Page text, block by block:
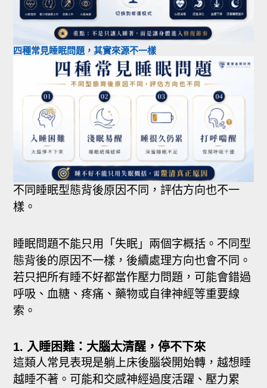
四種常見睡眠問題，其實來源不一樣
不同睡眠型態背後原因不同，評估方向也不一
樣。
睡眠問題不能只用「失眠」兩個字概括。不同型
態背後的原因不一樣，後續處理方向也會不同。
若只把所有睡不好都當作壓力問題，可能會錯過
呼吸、血糖、疼痛、藥物或自律神經等重要線
索。
1. 入睡困難：大腦太清醒，停不下來
這類人常見表現是躺上床後腦袋開始轉，越想睡
越睡不著。可能和交感神經過度活躍、壓力累